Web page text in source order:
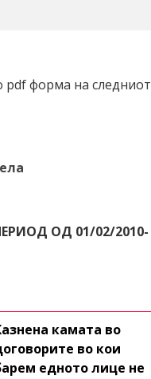
pdf форма на следниот
ОД 01/02/2010-
камата во
во кои
едното лице не